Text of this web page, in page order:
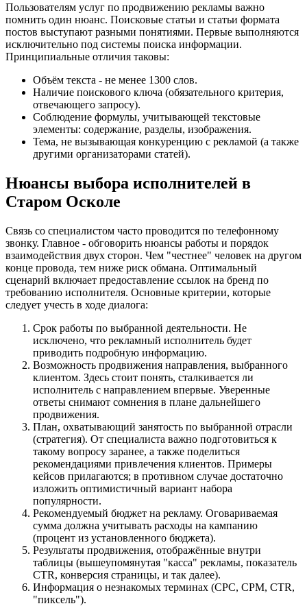
Пользователям услуг по продвижению рекламы важно
помнить один нюанс. Поисковые статьи и статьи формата
постов выступают разными понятиями. Первые выполняются
исключительно под системы поиска информации.
Принципиальные отличия таковы:
Объём текста - не менее 1300 слов.
Наличие поискового ключа (обязательного критерия,
отвечающего запросу).
Соблюдение формулы, учитывающей текстовые
элементы: содержание, разделы, изображения.
Тема, не вызывающая конкуренцию с рекламой (а также
другими организаторами статей).
Нюансы выбора исполнителей в
Старом Осколе
Связь со специалистом часто проводится по телефонному
звонку. Главное - обговорить нюансы работы и порядок
взаимодействия двух сторон. Чем "честнее" человек на другом
конце провода, тем ниже риск обмана. Оптимальный
сценарий включает предоставление ссылок на бренд по
требованию исполнителя. Основные критерии, которые
следует учесть в ходе диалога:
Срок работы по выбранной деятельности. Не
исключено, что рекламный исполнитель будет
приводить подробную информацию.
Возможность продвижения направления, выбранного
клиентом. Здесь стоит понять, сталкивается ли
исполнитель с направлением впервые. Уверенные
ответы снимают сомнения в плане дальнейшего
продвижения.
План, охватывающий занятость по выбранной отрасли
(стратегия). От специалиста важно подготовиться к
такому вопросу заранее, а также поделиться
рекомендациями привлечения клиентов. Примеры
кейсов прилагаются; в противном случае достаточно
изложить оптимистичный вариант набора
популярности.
Рекомендуемый бюджет на рекламу. Оговариваемая
сумма должна учитывать расходы на кампанию
(процент из установленного бюджета).
Результаты продвижения, отображённые внутри
таблицы (вышеупомянутая "касса" рекламы, показатель
CTR, конверсия страницы, и так далее).
Информация о незнакомых терминах (CPC, CPM, CTR,
"пиксель").